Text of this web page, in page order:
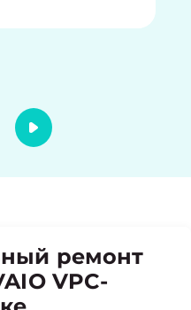
ремонт
VPC-